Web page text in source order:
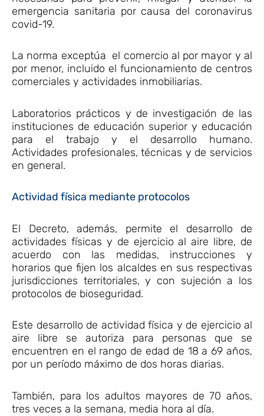
emergencia sanitaria por causa del coronavirus
covid-19.
La norma exceptúa el comercio al por mayor y al
por menor, incluido el funcionamiento de centros
comerciales y actividades inmobiliarias.
Laboratorios prácticos y de investigación de las
instituciones de educación superior y educación
para el trabajo y el desarrollo humano.
Actividades profesionales, técnicas y de servicios
en general.
Actividad física mediante protocolos
El Decreto, además, permite el desarrollo de
actividades físicas y de ejercicio al aire libre, de
acuerdo con las medidas, instrucciones y
horarios que fijen los alcaldes en sus respectivas
jurisdicciones territoriales, y con sujeción a los
protocolos de bioseguridad.
Este desarrollo de actividad física y de ejercicio al
aire libre se autoriza para personas que se
encuentren en el rango de edad de 18 a 69 años,
por un período máximo de dos horas diarias.
También, para los adultos mayores de 70 años,
tres veces a la semana, media hora al día.